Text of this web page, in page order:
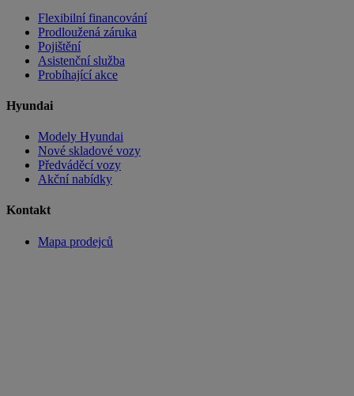
Flexibilní financování
Prodloužená záruka
Pojištění
Asistenční služba
Probíhající akce
Hyundai
Modely Hyundai
Nové skladové vozy
Předváděcí vozy
Akční nabídky
Kontakt
Mapa prodejců